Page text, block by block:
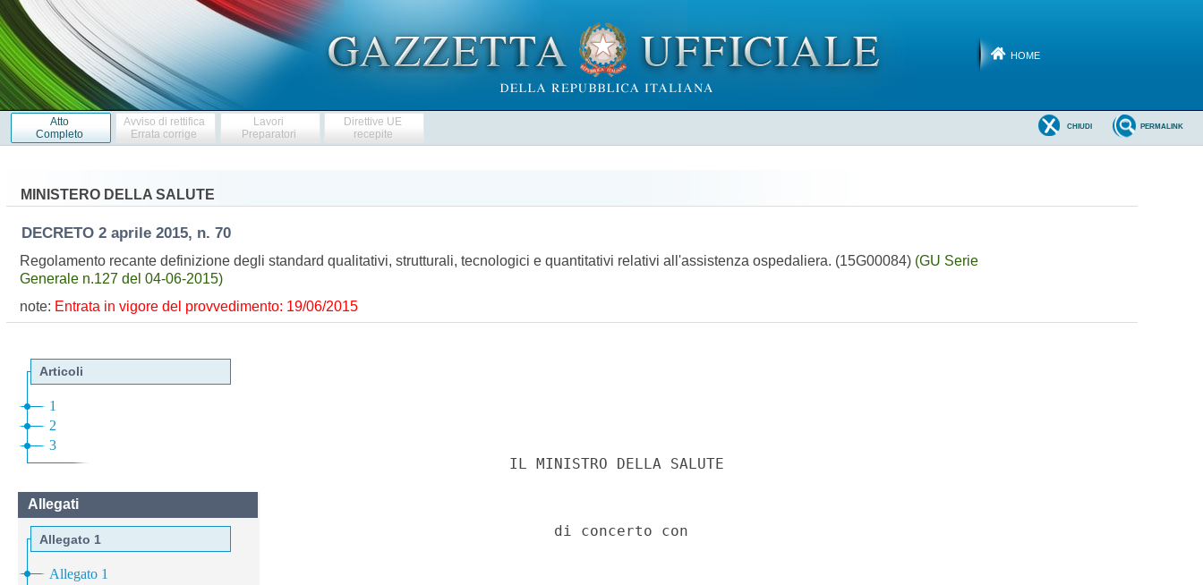
HOME
Atto
Completo
Avviso di rettifica
Errata corrige
Lavori
Preparatori
Direttive UE
recepite
PERMALINK
CHIUDI
MINISTERO DELLA SALUTE
DECRETO 2 aprile 2015, n. 70
Regolamento recante definizione degli standard qualitativi, strutturali, tecnologici e quantitativi relativi all'assistenza ospedaliera. (15G00084) (GU Serie
Generale n.127 del 04-06-2015)
note: Entrata in vigore del provvedimento: 19/06/2015